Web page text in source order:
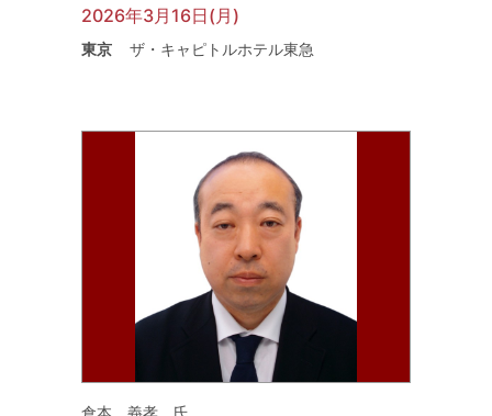
2026年3月16日(月)
東京 ザ・キャピトルホテル東急
倉本 義孝 氏